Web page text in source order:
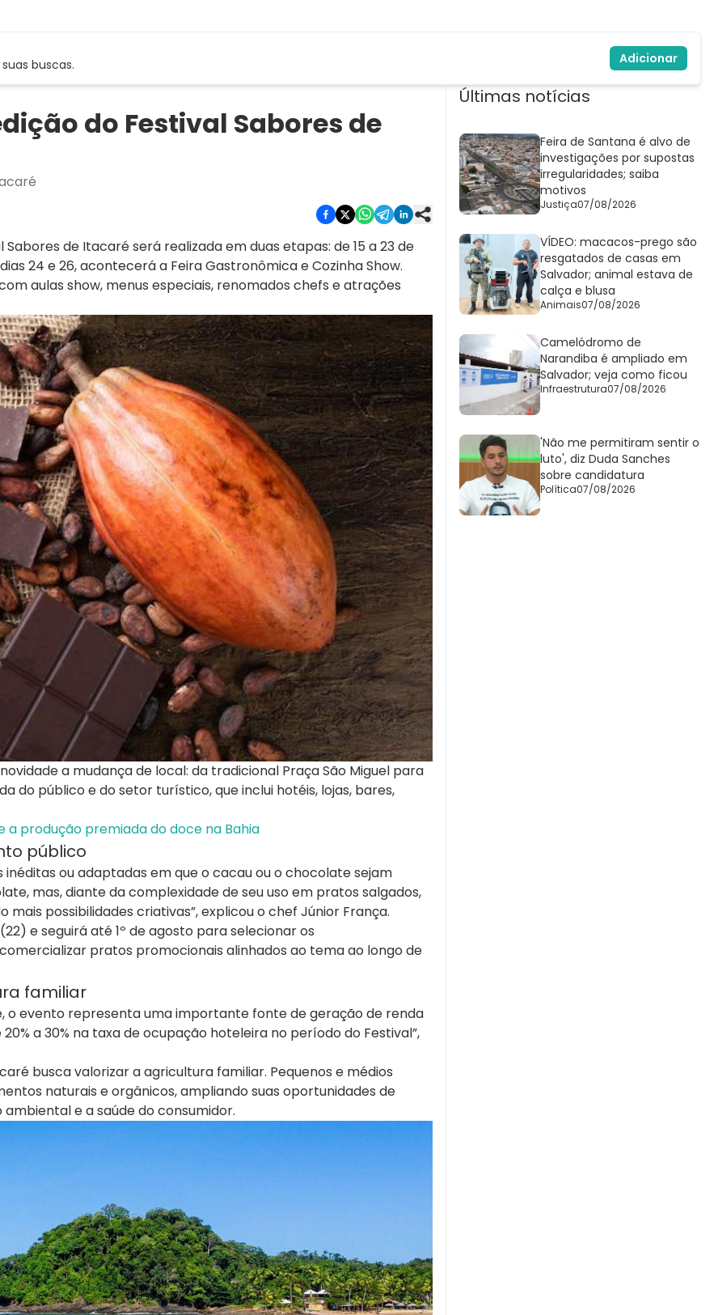
buscas. Adicionar
do Festival Sabores de
de Itacaré será realizada em duas etapas: de 15 a 23 de
24 e 26, acontecerá a Feira Gastronômica e Cozinha Show.
aulas show, menus especiais, renomados chefs e atrações
a mudança de local: da tradicional Praça São Miguel para
do público e do setor turístico, que inclui hotéis, lojas, bares,
a produção premiada do doce na Bahia
público
ou adaptadas em que o cacau ou o chocolate sejam
mas, diante da complexidade de seu uso em pratos salgados,
possibilidades criativas”, explicou o chef Júnior França.
e seguirá até 1º de agosto para selecionar os
pratos promocionais alinhados ao tema ao longo de
familiar
o evento representa uma importante fonte de geração de renda
a 30% na taxa de ocupação hoteleira no período do Festival”,
busca valorizar a agricultura familiar. Pequenos e médios
naturais e orgânicos, ampliando suas oportunidades de
e a saúde do consumidor.
Últimas notícias
Feira de Santana é alvo de
investigações por supostas
irregularidades; saiba
motivos
Justiça07/08/2026
VÍDEO: macacos-prego são
resgatados de casas em
Salvador; animal estava de
calça e blusa
Animais07/08/2026
Camelódromo de
Narandiba é ampliado em
Salvador; veja como ficou
Infraestrutura07/08/2026
'Não me permitiram sentir o
luto', diz Duda Sanches
sobre candidatura
Política07/08/2026